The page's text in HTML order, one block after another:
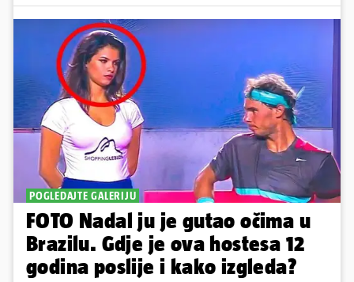
POGLEDAJTE GALERIJU
FOTO Nadal ju je gutao očima u
Brazilu. Gdje je ova hostesa 12
godina poslije i kako izgleda?